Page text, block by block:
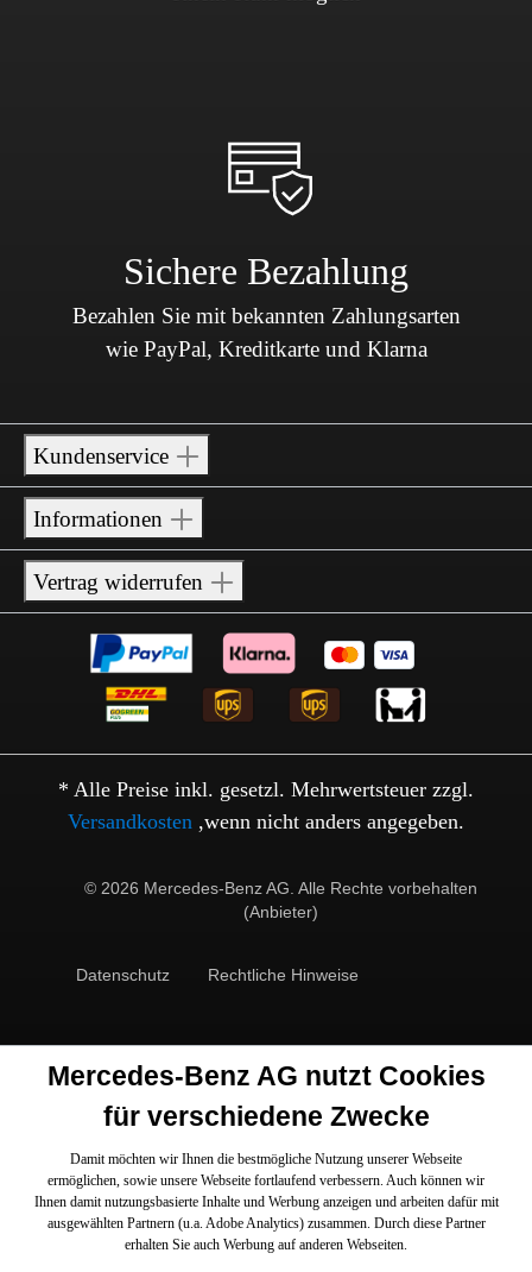
Sichere Bezahlung
Bezahlen Sie mit bekannten Zahlungsarten
wie PayPal, Kreditkarte und Klarna
Kundenservice
Informationen
Vertrag widerrufen
* Alle Preise inkl. gesetzl. Mehrwertsteuer zzgl.
Versandkosten ,wenn nicht anders angegeben.
© 2026 Mercedes-Benz AG. Alle Rechte vorbehalten
(Anbieter)
Datenschutz Rechtliche Hinweise
Mercedes-Benz AG nutzt Cookies
für verschiedene Zwecke
Damit möchten wir Ihnen die bestmögliche Nutzung unserer Webseite
ermöglichen, sowie unsere Webseite fortlaufend verbessern. Auch können wir
Ihnen damit nutzungsbasierte Inhalte und Werbung anzeigen und arbeiten dafür mit
ausgewählten Partnern (u.a. Adobe Analytics) zusammen. Durch diese Partner
erhalten Sie auch Werbung auf anderen Webseiten.